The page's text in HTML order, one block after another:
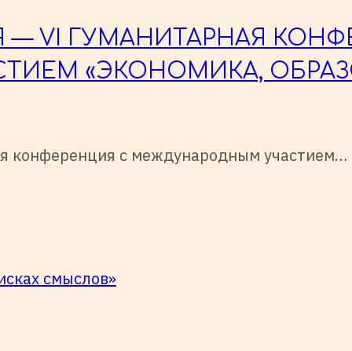
VI ГУМАНИТАРНАЯ
«ЭКОНОМИКА,
конференция с международным участием…